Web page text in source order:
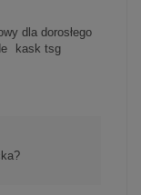
dla dorosłego
kask tsg